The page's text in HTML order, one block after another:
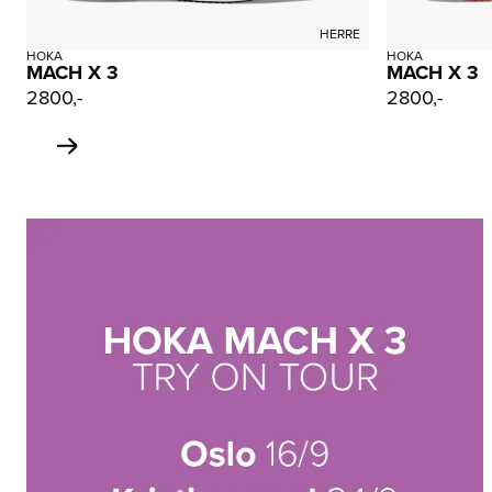
HERRE
HOKA
MACH X 3
2800,-
HOKA
MACH X 3
2800,-